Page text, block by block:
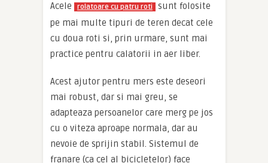
Acele rolatoare cu patru roti
sunt folosite
pe mai multe tipuri de teren decat cele
cu doua roti si, prin urmare, sunt mai
practice pentru calatorii in aer liber.
Acest ajutor pentru mers este deseori
mai robust, dar si mai greu, se
adapteaza persoanelor care merg pe jos
cu o viteza aproape normala, dar au
nevoie de sprijin stabil. Sistemul de
franare (ca cel al bicicletelor) face